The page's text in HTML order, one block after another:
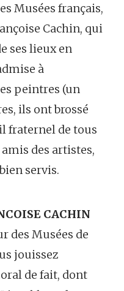
Musées français,
Cachin, qui
ses lieux en
à
peintres (un
ils ont brossé
fraternel de tous
des artistes,
servis.
CACHIN
des Musées de
jouissez
de fait, dont